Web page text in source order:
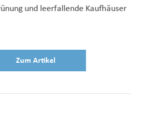
und leerfallende Kaufhäuser
Zum Artikel